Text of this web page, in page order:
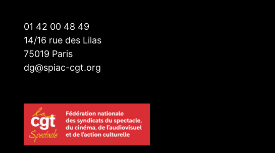
01 42 00 48 49
14/16 rue des Lilas
75019 Paris
dg@spiac-cgt.org